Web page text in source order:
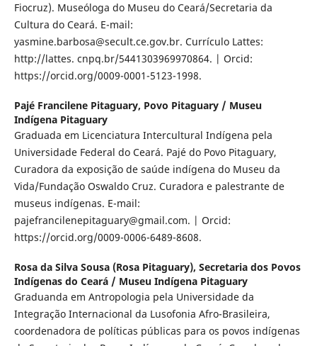
Fiocruz). Museóloga do Museu do Ceará/Secretaria da
Cultura do Ceará. E-mail:
yasmine.barbosa@secult.ce.gov.br. Currículo Lattes:
http://lattes. cnpq.br/5441303969970864. | Orcid:
https://orcid.org/0009-0001-5123-1998.
Pajé Francilene Pitaguary, Povo Pitaguary / Museu
Indígena Pitaguary
Graduada em Licenciatura Intercultural Indígena pela
Universidade Federal do Ceará. Pajé do Povo Pitaguary,
Curadora da exposição de saúde indígena do Museu da
Vida/Fundação Oswaldo Cruz. Curadora e palestrante de
museus indígenas. E-mail:
pajefrancilenepitaguary@gmail.com. | Orcid:
https://orcid.org/0009-0006-6489-8608.
Rosa da Silva Sousa (Rosa Pitaguary), Secretaria dos Povos
Indígenas do Ceará / Museu Indígena Pitaguary
Graduanda em Antropologia pela Universidade da
Integração Internacional da Lusofonia Afro-Brasileira,
coordenadora de políticas públicas para os povos indígenas